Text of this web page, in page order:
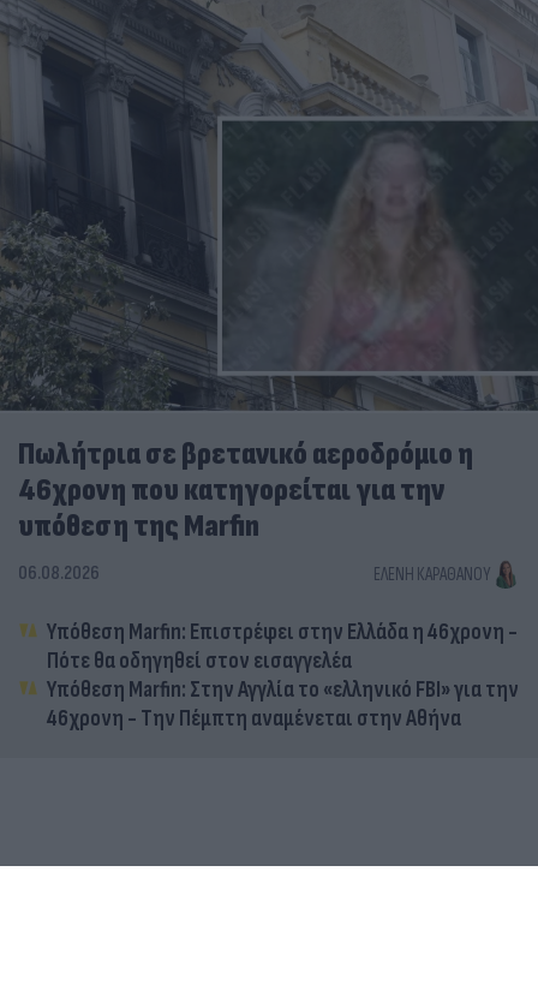
Πωλήτρια σε βρετανικό αεροδρόμιο η
46χρονη που κατηγορείται για την
υπόθεση της Marfin
06.08.2026 ΕΛΈΝΗ ΚΑΡΑΘΆΝΟΥ
Υπόθεση Marfin: Επιστρέφει στην Ελλάδα η 46χρονη -
Πότε θα οδηγηθεί στον εισαγγελέα
Υπόθεση Marfin: Στην Αγγλία το «ελληνικό FBI» για την
46χρονη - Την Πέμπτη αναμένεται στην Αθήνα